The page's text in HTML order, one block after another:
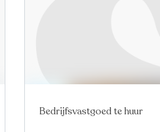
Bedrijfsvastgoed te huur